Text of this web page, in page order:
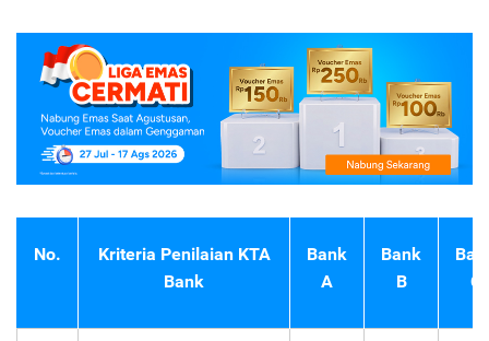
No.
Kriteria Penilaian KTA
Bank
Bank
A
Bank
B
C